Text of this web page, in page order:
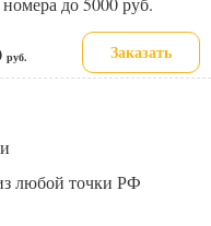
руб. Заказать
любой точки РФ